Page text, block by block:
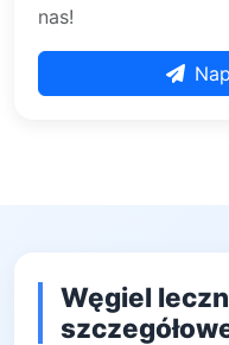
nas!
Węgiel